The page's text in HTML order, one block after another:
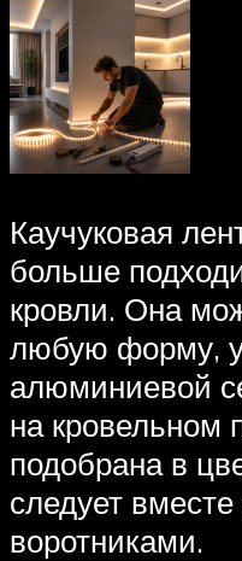
Каучуковая
больше
кровли. Она
любую форму,
алюминиевой
на кровельном
подобрана в
следует
воротниками.